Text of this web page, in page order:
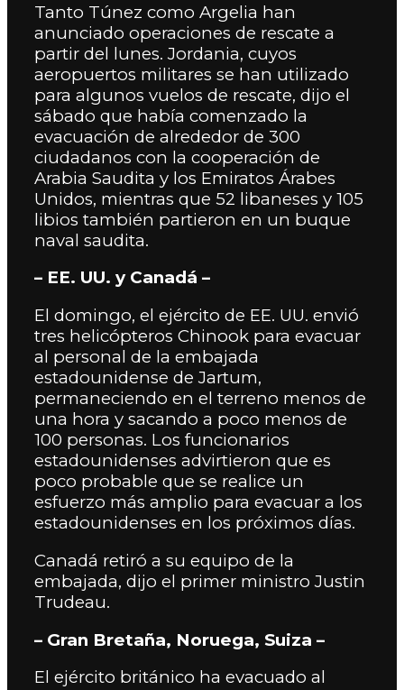
Tanto Túnez como Argelia han
anunciado operaciones de rescate a
partir del lunes. Jordania, cuyos
aeropuertos militares se han utilizado
para algunos vuelos de rescate, dijo el
sábado que había comenzado la
evacuación de alrededor de 300
ciudadanos con la cooperación de
Arabia Saudita y los Emiratos Árabes
Unidos, mientras que 52 libaneses y 105
libios también partieron en un buque
naval saudita.
– EE. UU. y Canadá –
El domingo, el ejército de EE. UU. envió
tres helicópteros Chinook para evacuar
al personal de la embajada
estadounidense de Jartum,
permaneciendo en el terreno menos de
una hora y sacando a poco menos de
100 personas. Los funcionarios
estadounidenses advirtieron que es
poco probable que se realice un
esfuerzo más amplio para evacuar a los
estadounidenses en los próximos días.
Canadá retiró a su equipo de la
embajada, dijo el primer ministro Justin
Trudeau.
– Gran Bretaña, Noruega, Suiza –
El ejército británico ha evacuado al